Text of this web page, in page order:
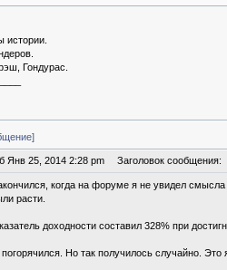
истории.
Гондурас.
Янв 25, 2014 2:28 pm Заголовок сообщения:
когда на форуме я не увидел
расти.
доходности составил 328% при
Но так получилось случайно.